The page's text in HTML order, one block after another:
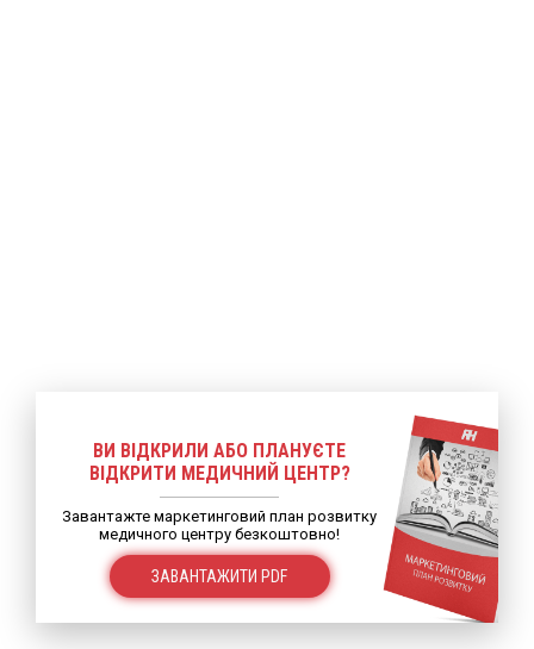
ВИ ВІДКРИЛИ АБО ПЛАНУЄТЕ
ВІДКРИТИ МЕДИЧНИЙ ЦЕНТР?
Завантажте маркетинговий план розвитку
медичного центру безкоштовно!
ЗАВАНТАЖИТИ PDF